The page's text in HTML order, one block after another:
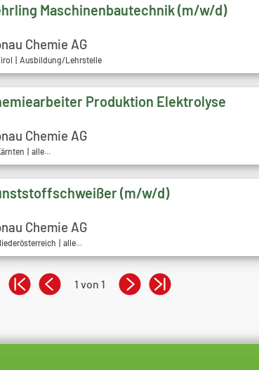
Maschinenbautechnik (m/w/d)
Chemie AG
| Ausbildung/Lehrstelle
Produktion Elektrolyse
Chemie AG
| alle...
(m/w/d)
Chemie AG
| alle...
1 von 1